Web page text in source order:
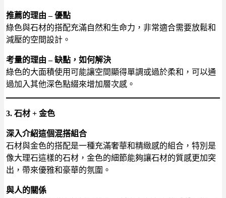
推薦的理由 – 優點
綠色與石材的搭配充滿自然和生命力，非常適合需要放鬆和
減壓的空間設計。
考量的理由 – 缺點，如何解決
綠色的大面積使用可能讓空間顯得單調或過於柔和，可以通
過加入其他深色點綴來增加層次感。
3. 石材 + 金色
深入介紹這個混搭組合
石材與金色的搭配是一種充滿奢華和精緻感的組合，特別是
像大理石這樣的石材，金色的細節能夠讓石材的質感更加突
出，帶來優雅和豪華的氛圍。
與人的關係